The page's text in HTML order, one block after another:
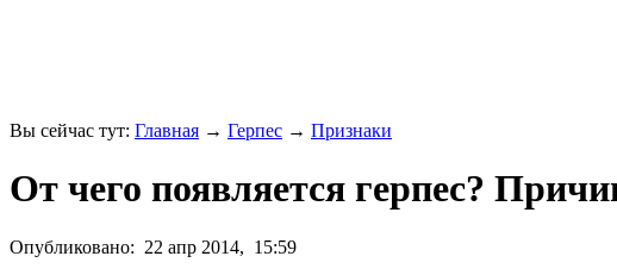
Вы сейчас тут: Главная → Герпес → Признаки
От чего появляется герпес?
Опубликовано: 22 апр 2014, 15:59